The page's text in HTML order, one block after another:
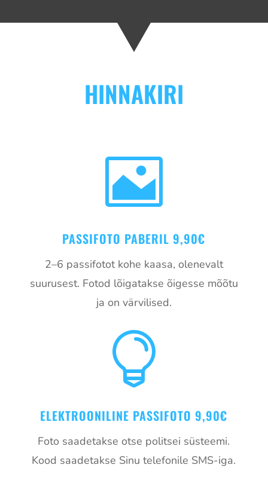
HINNAKIRI

PASSIFOTO PABERIL 9,90€
2–6 passifotot kohe kaasa, olenevalt
suurusest. Fotod lõigatakse õigesse mõõtu
ja on värvilised.

ELEKTROONILINE PASSIFOTO 9,90€
Foto saadetakse otse politsei süsteemi.
Kood saadetakse Sinu telefonile SMS-iga.